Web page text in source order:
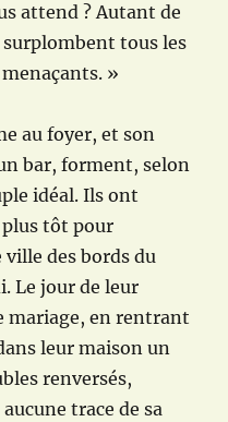
attend ? Autant de
tous les
»
au foyer, et son
bar, forment, selon
idéal. Ils ont
tôt pour
des bords du
Le jour de leur
mariage, en rentrant
leur maison un
renversés,
trace de sa